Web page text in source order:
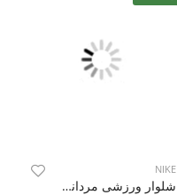
NIKE
شلوار ورزشی مردانه نایک Nike Aero Fit M